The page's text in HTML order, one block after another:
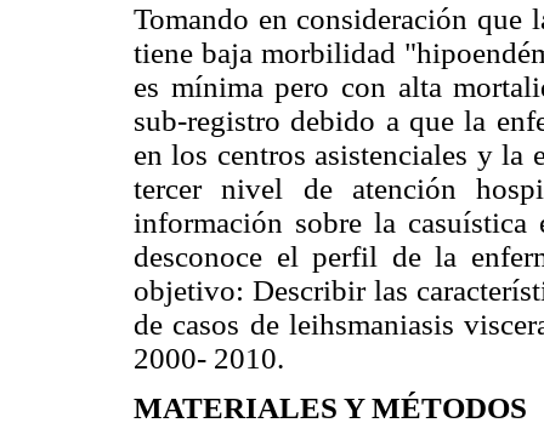
Tomando en consideración que
tiene baja morbilidad
es mínima pero con alta
sub-registro debido a que la
en los centros asistenciales y la
tercer nivel de atención
información sobre la casuística
desconoce el perfil de la
objetivo: Describir las
de casos de leihsmaniasis
2000- 2010.
MATERIALES Y MÉTODOS